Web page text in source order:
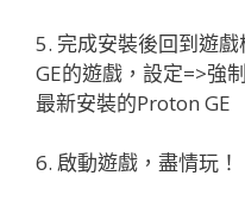
5. 完成安裝後回到遊
GE的遊戲，設定=>強
最新安裝的Proton GE
6. 啟動遊戲，盡情玩！